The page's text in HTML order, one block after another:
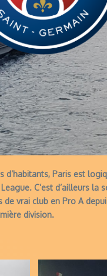
Paris est
C’est d’ailleurs
vrai club en Pro A
division.